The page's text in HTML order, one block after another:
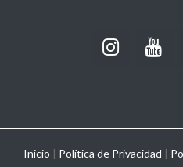
Inicio | Política de Privacidad |